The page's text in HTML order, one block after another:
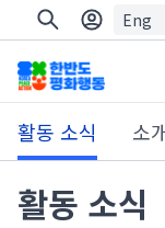
Eng
활동 소식 소
활동 소식